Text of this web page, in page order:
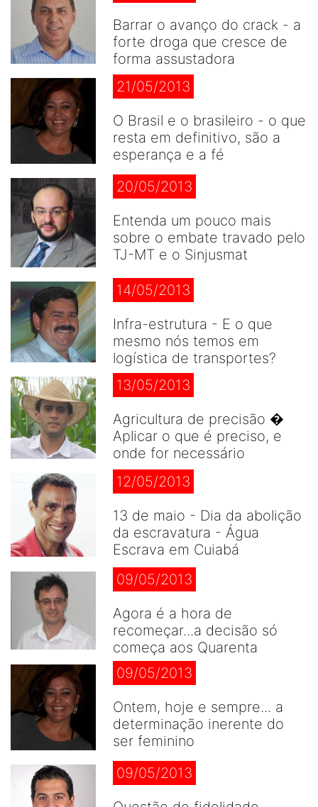
Barrar o avanço do crack - a
forte droga que cresce de
forma assustadora
21/05/2013
O Brasil e o brasileiro - o que
resta em definitivo, são a
esperança e a fé
20/05/2013
Entenda um pouco mais
sobre o embate travado pelo
TJ-MT e o Sinjusmat
14/05/2013
Infra-estrutura - E o que
mesmo nós temos em
logística de transportes?
13/05/2013
Agricultura de precisão �
Aplicar o que é preciso, e
onde for necessário
12/05/2013
13 de maio - Dia da abolição
da escravatura - Água
Escrava em Cuiabá
09/05/2013
Agora é a hora de
recomeçar...a decisão só
começa aos Quarenta
09/05/2013
Ontem, hoje e sempre... a
determinação inerente do
ser feminino
09/05/2013